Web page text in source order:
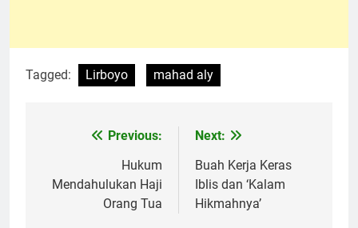
Tagged: Lirboyo mahad aly
NavigasiPrevious:
Hukum
Mendahulukan Haji
Orang Tua
Next:
Buah Kerja Keras
Iblis dan ‘Kalam
Hikmahnya’